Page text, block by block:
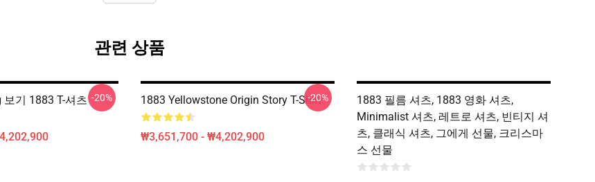
관련 상품
기 1883 T-셔츠 -20% 1883 Yellowstone Origin Story T-Shirt
₩3,651,700 - ₩4,202,900
-20%
1883 필름 셔츠, 1883 영화 셔츠,
Minimalist 셔츠, 레트로 셔츠, 빈티지 셔
츠, 클래식 셔츠, 그에게 선물, 크리스마
스 선물